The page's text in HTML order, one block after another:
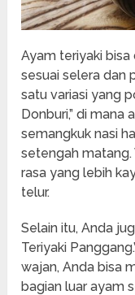
Ayam teriyaki
sesuai selera dan
satu variasi yang
Donburi,” di mana
semangkuk nasi
setengah matang.
rasa yang lebih
telur.
Selain itu, Anda
Teriyaki
wajan, Anda bisa
bagian luar ayam